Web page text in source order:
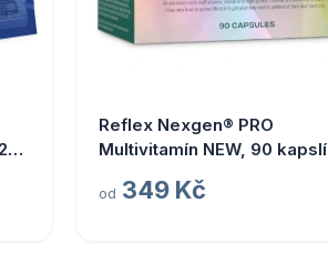
Reflex Nexgen® PRO
Multivitamín NEW, 90 kapslí
od 349 Kč